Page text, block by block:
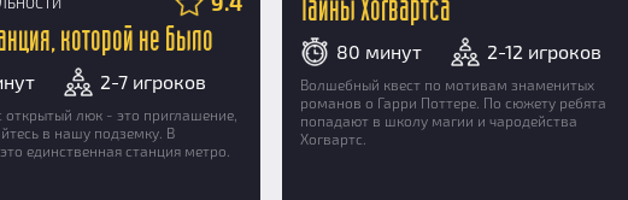
которой не было
2-7 игроков
открытый люк - это приглашение,
в нашу подземку. В
единственная станция метро.
Тайны Хогвартса
80 минут 2-12 игроков
Волшебный квест по мотивам знаменитых
романов о Гарри Поттере. По сюжету ребята
попадают в школу магии и чародейства
Хогвартс.